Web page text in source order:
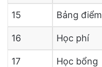
15 Bảng điểm
16 Học phí
17 Học bổng